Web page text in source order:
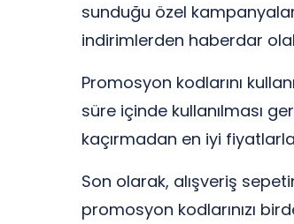
sunduğu özel
indirimlerden haberdar
Promosyon kodlarını
süre içinde kullanılması
kaçırmadan en iyi
Son olarak, alışveriş
promosyon kodlarınızı